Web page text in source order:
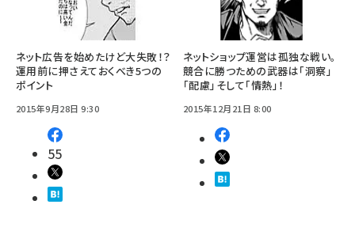
ネット広告を始めたけど大失敗！？
運用前に押さえておくべき5つの
ポイント
2015年9月28日 9:30
55
ネットショップ運営は孤独な戦い。
競合に勝つための武器は「洞察」
「配慮」そして「情熱」！
2015年12月21日 8:00